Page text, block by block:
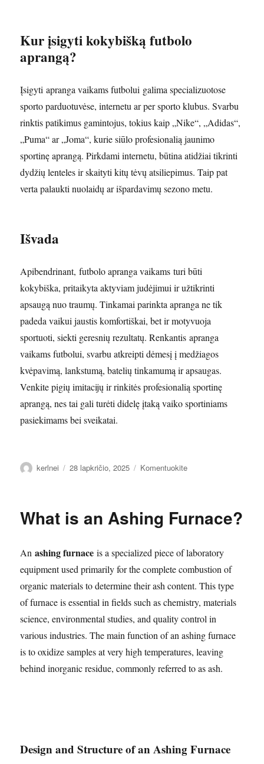
Kur įsigyti kokybišką futbolo
aprangą?
Įsigyti apranga vaikams futbolui galima specializuotose
sporto parduotuvėse, internetu ar per sporto klubus. Svarbu
rinktis patikimus gamintojus, tokius kaip „Nike“, „Adidas“,
„Puma“ ar „Joma“, kurie siūlo profesionalią jaunimo
sportinę aprangą. Pirkdami internetu, būtina atidžiai tikrinti
dydžių lenteles ir skaityti kitų tėvų atsiliepimus. Taip pat
verta palaukti nuolaidų ar išpardavimų sezono metu.
Išvada
Apibendrinant, futbolo apranga vaikams turi būti
kokybiška, pritaikyta aktyviam judėjimui ir užtikrinti
apsaugą nuo traumų. Tinkamai parinkta apranga ne tik
padeda vaikui jaustis komfortiškai, bet ir motyvuoja
sportuoti, siekti geresnių rezultatų. Renkantis apranga
vaikams futbolui, svarbu atkreipti dėmesį į medžiagos
kvėpavimą, lankstumą, batelių tinkamumą ir apsaugas.
Venkite pigių imitacijų ir rinkitės profesionalią sportinę
aprangą, nes tai gali turėti didelę įtaką vaiko sportiniams
pasiekimams bei sveikatai.
Autorius
kerlnei Paskelbta
28 lapkričio, 2025 Komentuokiteįrašą
kokybiška
vaikams?
What is an Ashing Furnace?
Anashing furnace is a specialized piece of laboratory
equipment used primarily for the complete combustion of
organic materials to determine their ash content. This type
of furnace is essential in fields such as chemistry, materials
science, environmental studies, and quality control in
various industries. The main function of an ashing furnace
is to oxidize samples at very high temperatures, leaving
behind inorganic residue, commonly referred to as ash.
Design and Structure of an Ashing Furnace